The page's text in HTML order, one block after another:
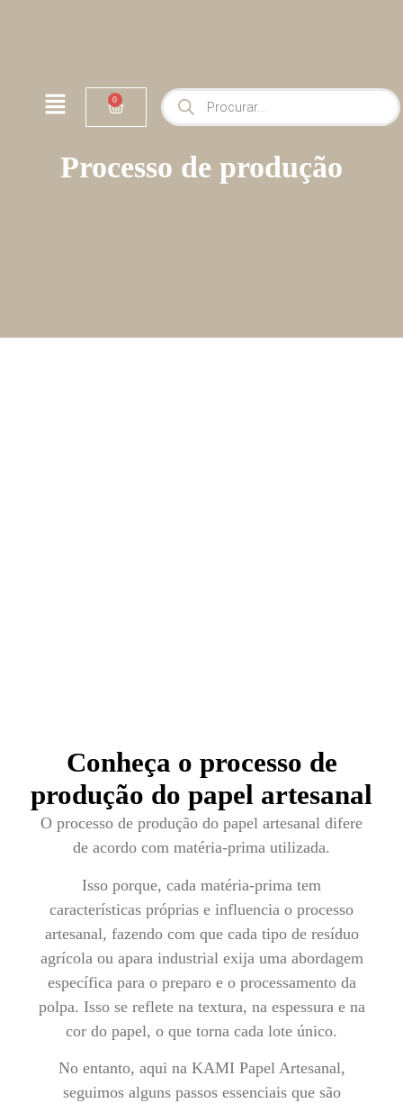
0
Processo de produção
Conheça o processo de
produção do papel artesanal
O processo de produção do papel artesanal difere
de acordo com matéria-prima utilizada.
Isso porque, cada matéria-prima tem
características próprias e influencia o processo
artesanal, fazendo com que cada tipo de resíduo
agrícola ou apara industrial exija uma abordagem
específica para o preparo e o processamento da
polpa. Isso se reflete na textura, na espessura e na
cor do papel, o que torna cada lote único.
No entanto, aqui na KAMI Papel Artesanal,
seguimos alguns passos essenciais que são